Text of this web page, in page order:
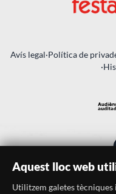
Avís legal·Política de
·
Aquest lloc web
Utilitzem galetes